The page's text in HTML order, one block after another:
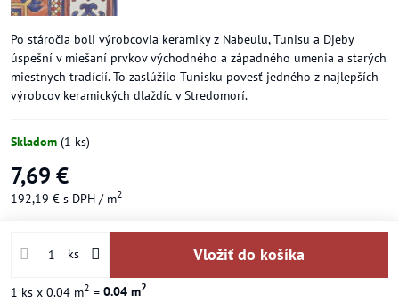
Po stáročia boli výrobcovia keramiky z Nabeulu, Tunisu a Djeby
úspešní v miešaní prvkov východného a západného umenia a starých
miestnych tradícií. To zaslúžilo Tunisku povesť jedného z najlepších
výrobcov keramických dlaždíc v Stredomorí.
Skladom (1 ks)
7,69 €
192,19 € s DPH / m2
ks Vložiť do košíka
1 ks x 0.04 m2 = 0.04 m2